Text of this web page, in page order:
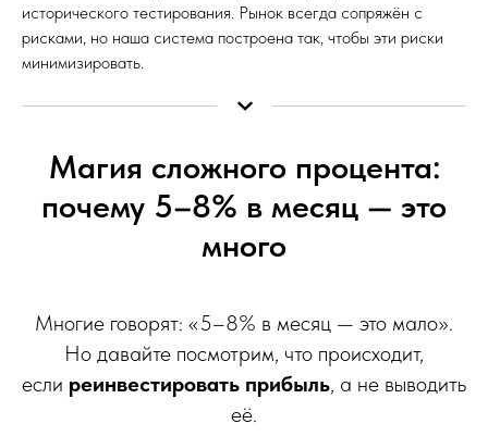
исторического тестирования. Рынок всегда сопряжён с
рисками, но наша система построена так, чтобы эти риски
минимизировать.
Магия сложного процента:
почему 5–8% в месяц — это
много
Многие говорят: «5–8% в месяц — это мало».
Но давайте посмотрим, что происходит,
если реинвестировать прибыль, а не выводить
её.